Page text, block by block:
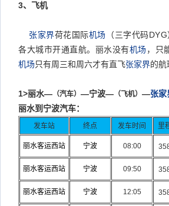
3、飞机
张家界荷花国际机场 （三字代码
各大城市开通直航。丽水没有机场，只
机场只有周三和周六才有直飞张家界的航
1>丽水— （汽车） —宁波— （飞机） —张家
丽水到宁波汽车：
发车站 终点 发车时间 里
丽水客运西站 宁波 08:00
丽水客运西站 宁波 09:50
丽水客运西站 宁波 12:05